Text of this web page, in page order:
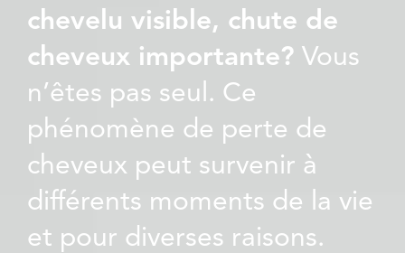
chevelu visible, chute de
cheveux importante? Vous
n’êtes pas seul. Ce
phénomène de perte de
cheveux peut survenir à
différents moments de la vie
et pour diverses raisons.